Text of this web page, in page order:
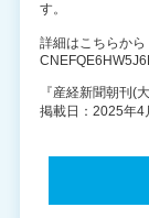
す。
詳細はこちらか
『産経新聞朝刊(
掲載日：2025年4